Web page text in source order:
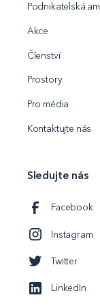
Podnikatelská
Akce
Členství
Prostory
Pro média
Kontaktujte nás
Sledujte nás
Facebook
Instagram
Twitter
LinkedIn